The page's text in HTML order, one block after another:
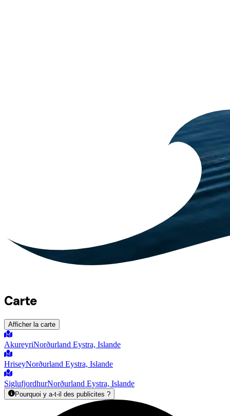
Carte
Afficher la carte
AkureyriNorðurland Eystra, Islande
HriseyNorðurland Eystra, Islande
SiglufjordhurNorðurland Eystra, Islande
Pourquoi y a-t-il des publicites ?